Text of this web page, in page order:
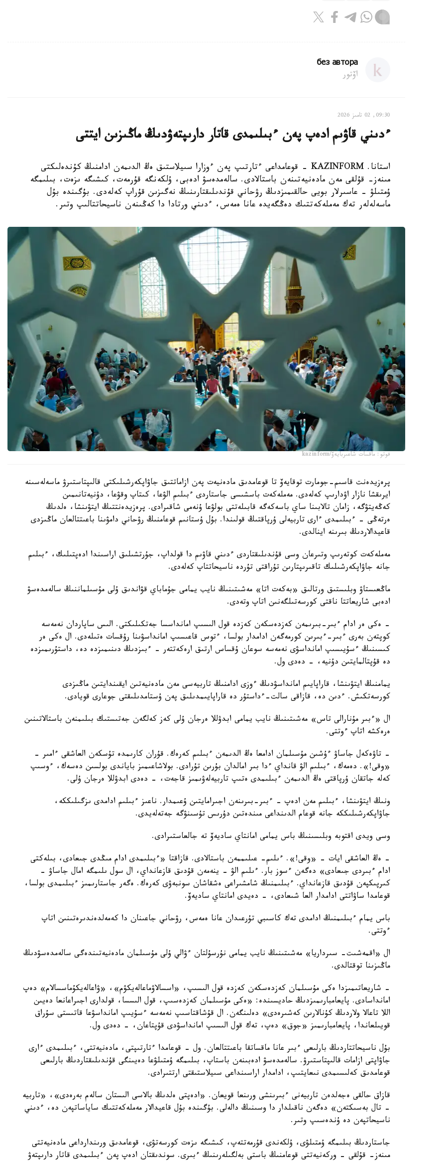
без автора
اۆتور
09:30, 02 تامىز 2026
ءدىني قاۋىم ادەپ پەن ءبىلىمدى قاتار دارىپتەۋدىڭ ماڭىزىن ايتتى
استانا. KAZINFORM - قوعامداعى ءتارتىپ پەن ءوزارا سىيلاستىق ەڭ الدىمەن ادامنىڭ كۇندەلىكتى
مىنەز- قۇلقى مەن مادەنيەتىنەن باستالادى. سالەمدەسۋ ادەبى، ۇلكەنگە قۇرمەت، كىشىگە ىزەت، بىلىمگە
ۇمتىلۋ - عاسىرلار بويى حالقىمىزدىڭ رۋحاني قۇندىلىقتارىنىڭ نەگىزىن قۇراپ كەلەدى. بۇگىندە بۇل
ماسەلەلەر تەك مەملەكەتتىك دەڭگەيدە عانا ەمەس، ءدىني ورتادا دا كەڭىنەن ناسيحاتتالىپ وتىر.
فوتو: ماقسات شاعىربايەۆ/kazinform
پرەزيدەنت قاسىم-جومارت توقايەۆ تا قوعامدىق مادەنيەت پەن ازاماتتىق جاۋاپكەرشىلىكتى قالىپتاستىرۋ ماسەلەسىنە
ايرىقشا نازار اۋدارىپ كەلەدى. مەملەكەت باسشىسى جاستاردى ءبىلىم الۋعا، كىتاپ وقۋعا، دۇنيەتانىمىن
كەڭەيتۋگە، زامان تالابىنا ساي باسەكەگە قابىلەتتى بولۋعا ۇنەمى شاقىرادى. پرەزيدەنتتىڭ ايتۋىنشا، ەلدىڭ
ەرتەڭى - ءبىلىمدى ءارى تاربيەلى ۇرپاقتىڭ قولىندا. بۇل ۇستانىم قوعامنىڭ رۋحاني دامۋىنا باعىتتالعان ماڭىزدى
قاعيدالاردىڭ بىرىنە اينالدى.
مەملەكەت كوتەرىپ وتىرعان وسى قۇندىلىقتاردى ءدىني قاۋىم دا قولداپ، جۇرتشىلىق اراسىندا ادەپتىلىك، ءبىلىم
جانە جاۋاپكەرشىلىك تاقىرىپتارىن تۇراقتى تۇردە ناسيحاتتاپ كەلەدى.
ماڭعىستاۋ وبلىستىق ورتالىق «بەكەت اتا» مەشىتىنىڭ نايب يمامى جۇماباي قۋاندىق ۇلى مۇسىلماننىڭ سالەمدەسۋ
ادەبى شاريعاتتا ناقتى كورسەتىلگەنىن اتاپ وتەدى.
- ەكى ەر ادام ءبىر-بىرىمەن كەزدەسكەن كەزدە قول الىسىپ امانداسسا جەتكىلىكتى. الىس ساپاردان نەمەسە
كوپتەن بەرى ءبىر-ءبىرىن كورمەگەن ادامدار بولسا، ءتوس قاعىسىپ امانداسۋىنا رۇقسات ەتىلەدى. ال ەكى ەر
كىسىنىڭ ءسۇيىسىپ امانداسۋى نەمەسە سوعان ۇقساس ارتىق ارەكەتتەر - ءبىزدىڭ دىنىمىزدە دە، داستۇرىمىزدە
دە قۇپتالمايتىن دۇنيە، - دەدى ول.
يمامنىڭ ايتۋىنشا، قاراپايىم امانداسۋدىڭ ءوزى ادامنىڭ تاربيەسى مەن مادەنيەتىن ايقىندايتىن ماڭىزدى
كورسەتكىش. ءدىن دە، قازاقى سالت-ءداستۇر دە قاراپايىمدىلىق پەن ۇستامدىلىقتى جوعارى قويادى.
ال «ءبىر مۇنارالى تاس» مەشىتىنىڭ نايب يمامى ابدۋللا ەرجان ۇلى كەز كەلگەن جەتىستىك بىلىمنەن باستالاتىنىن
ەرەكشە اتاپ ءوتتى.
- تاۋەكەل جاساۋ ءۇشىن مۇسىلمان ادامعا ەڭ الدىمەن ءبىلىم كەرەك. قۇران كارىمدە تۇسكەن العاشقى ءامىر -
«وقى!». دەمەك، ءبىلىم الۋ قانداي ءدا بىر امالدان بۇرىن تۇرادى. بولاشاعىمىز باياندى بولسىن دەسەك، ءوسىپ
كەلە جاتقان ۇرپاقتى ەڭ الدىمەن ءبىلىمدى ەتىپ تاربيەلەۋىمىز قاجەت، - دەدى ابدۋللا ەرجان ۇلى.
ونىڭ ايتۋىنشا، ءبىلىم مەن ادەپ - ءبىر-بىرىنەن اجىرامايتىن ۇعىمدار. ناعىز ءبىلىم ادامدى ىزگىلىككە،
جاۋاپكەرشىلىككە جانە قوعام الدىنداعى مىندەتىن دۇرىس تۇسىنۋگە جەتەلەيدى.
وسى ويدى اقتوبە وبلىسىنىڭ باس يمامى امانتاي ساديەۆ تە جالعاستىرادى.
- ەڭ العاشقى ايات - «وقى!». ءىلىم- عىلىممەن باستالادى. قازاقتا «ءبىلىمدى ادام مىڭدى جىعادى، بىلەكتى
ادام ءبىردى جىعادى» دەگەن ءسوز بار. ءىلىم الۋ - ينەمەن قۇدىق قازعانداي، ال سول ىلىمگە امال جاساۋ -
كىرپىكپەن قۇدىق قازعانداي. ءبىلىمنىڭ شامشىراعى ەشقاشان سونبەۋى كەرەك. ەگەر جاستارىمىز ءبىلىمدى بولسا،
قوعامدا ساۋاتتى ادامدار العا شىعادى، - دەيدى امانتاي ساديەۆ.
باس يمام ءبىلىمنىڭ ادامدى تەك كاسىبي تۇرعىدان عانا ەمەس، رۋحاني جاعىنان دا كەمەلدەندىرەتىنىن اتاپ
ءوتتى.
ال «اقمەشىت- سىرداريا» مەشىتىنىڭ نايب يمامى نۇرسۇلتان ءۋالي ۇلى مۇسىلمان مادەنيەتىندەگى سالەمدەسۋدىڭ
ماڭىزىنا توقتالدى.
- شاريعاتىمىزدا ەكى مۇسىلمان كەزدەسكەن كەزدە قول الىسىپ، «اسسالاۋماعالەيكۋم»، «ۋاعالەيكۇماسسالام» دەپ
امانداسادى. پايعامبارىمىزدىڭ حاديسىندە: «ەكى مۇسىلمان كەزدەسىپ، قول الىسسا، قولدارى اجىراعانعا دەيىن
اللا تاعالا ولاردىڭ كۇنالارىن كەشىرەدى» دەلىنگەن. ال قۇشاقتاسىپ نەمەسە ءسۇيىپ امانداسۋعا قاتىستى سۇراق
قويىلعاندا، پايعامبارىمىز «جوق» دەپ، تەك قول الىسىپ امانداسۋدى قۇپتاعان، - دەدى ول.
بۇل ناسيحاتتاردىڭ بارلىعى ءبىر عانا ماقساتقا باعىتتالعان. ول - قوعامدا ءتارتىپتى، مادەنيەتتى، ءبىلىمدى ءارى
جاۋاپتى ازامات قالىپتاستىرۋ. سالەمدەسۋ ادەبىنەن باستاپ، بىلىمگە ۇمتىلۋعا دەيىنگى قۇندىلىقتاردىڭ بارلىعى
قوعامدىق كەلىسىمدى نىعايتىپ، ادامدار اراسىنداعى سىيلاستىقتى ارتتىرادى.
قازاق حالقى ەجەلدەن تاربيەنى ءبىرىنشى ورىنعا قويعان. «ادەپتى ەلدىڭ بالاسى الىستان سالەم بەرەدى»، «تاربيە
- تال بەسىكتەن» دەگەن ناقىلدار دا وسىنىڭ دالەلى. بۇگىندە بۇل قاعيدالار مەملەكەتتىك ساياساتپەن دە، ءدىني
ناسيحاتپەن دە ۇندەسىپ وتىر.
جاستاردىڭ بىلىمگە ۇمتىلۋى، ۇلكەندى قۇرمەتتەپ، كىشىگە ىزەت كورسەتۋى، قوعامدىق ورىندارداعى مادەنيەتتى
مىنەز- قۇلقى - وركەنيەتتى قوعامنىڭ باستى بەلگىلەرىنىڭ ءبىرى. سوندىقتان ادەپ پەن ءبىلىمدى قاتار دارىپتەۋ